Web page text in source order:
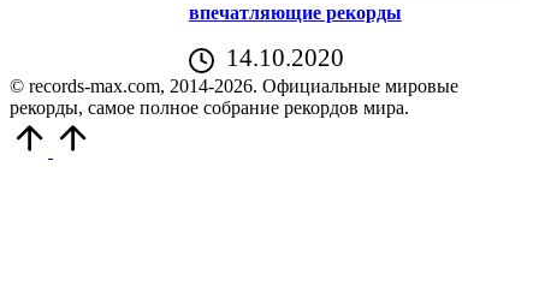
впечатляющие рекорды
14.10.2020
© records-max.com, 2014-2026. Официальные мировые
рекорды, самое полное собрание рекордов мира.